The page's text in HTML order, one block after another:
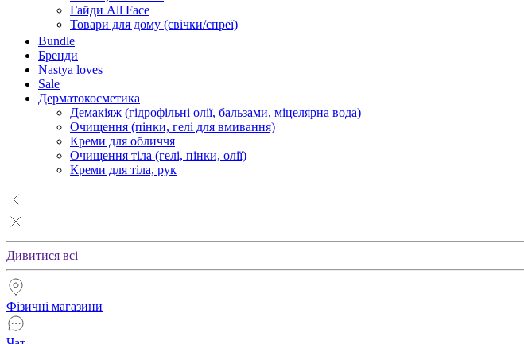
Гайди All Face
Товари для дому (свічки/спреї)
Bundle
Бренди
Nastya loves
Sale
Дерматокосметика
Демакіяж (гідрофільні олії, бальзами, міцелярна вода)
Очищення (пінки, гелі для вмивання)
Креми для обличчя
Очищення тіла (гелі, пінки, олії)
Креми для тіла, рук
Дивитися всі
Фізичні магазини